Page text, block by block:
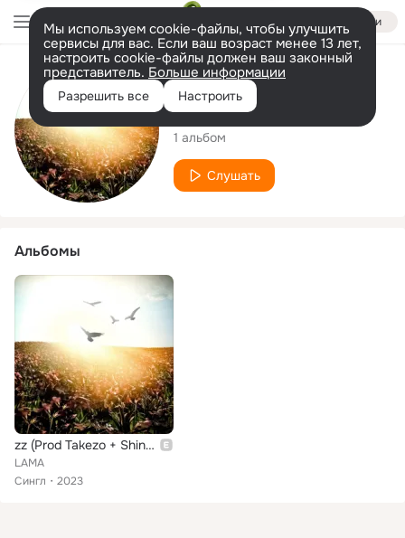
Войти
Мы используем cookie-файлы, чтобы улучшить
сервисы для вас. Если ваш возраст менее 13 лет,
настроить cookie-файлы должен ваш законный
представитель. Больше информации
Разрешить все Настроить
Исполнитель
LAMA
1 альбом
Слушать
Альбомы
zz (Prod Takezo + Shingo + Aton)
LAMA
Сингл
2023